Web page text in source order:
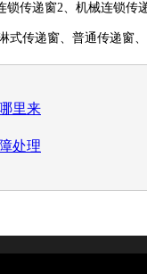
递窗2、机械连锁传递
传递窗、普通传递窗、
里来
处理